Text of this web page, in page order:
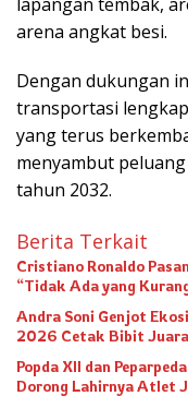
arena angkat besi.
Dengan dukungan
transportasi
yang terus
menyambut
tahun 2032.
Berita Terkait
Cristiano Ronaldo
“Tidak Ada yang
Andra Soni Genjot
2026 Cetak Bibit Juara
Popda XII dan
Dorong Lahirnya Atlet